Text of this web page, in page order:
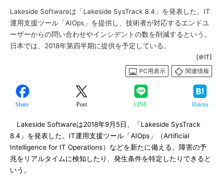
Lakeside Softwareは「Lakeside SysTrack 8.4」を発表した。IT
運用支援ツール「AIOps」を提供し、技術者が対応するエンドユ
ーザーからの問い合わせやインシデントの数を削減するという。
日本では、2018年第四半期に提供を予定している。
[＠IT]
PC用表示
関連情報
Share Post LINE Hatena
Lakeside Softwareは2018年9月5日、「Lakeside SysTrack
8.4」を発表した。IT運用支援ツール「AIOps」（Artificial
Intelligence for IT Operations）などを新たに備える。障害の予
兆をリアルタイムに検知したり、発生条件を特定したりできると
いう。